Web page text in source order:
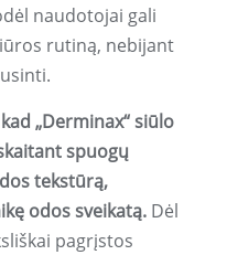
naudotojai gali
rutiną, nebijant
„Derminax“ siūlo
spuogų
tekstūrą,
odos sveikatą. Dėl
pagrįstos